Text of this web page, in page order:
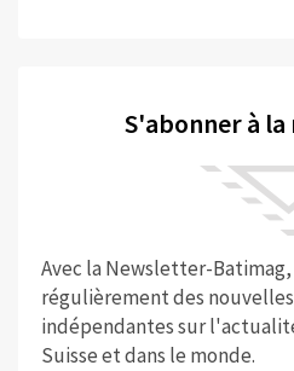
S'abonner à
Avec la Newsletter-
régulièrement des
indépendantes sur
Suisse et dans le monde.